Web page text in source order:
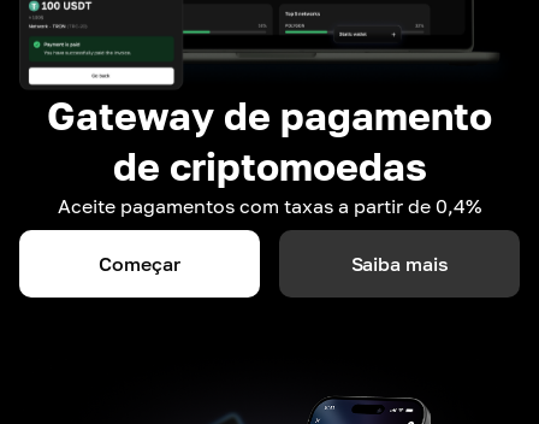
Gateway de pagamento
de criptomoedas
Aceite pagamentos com taxas a partir de 0,4%
Começar Saiba mais